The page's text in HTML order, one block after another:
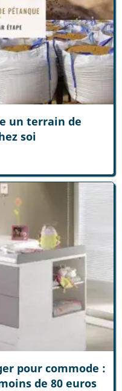
un terrain de
soi
pour commode :
de 80 euros